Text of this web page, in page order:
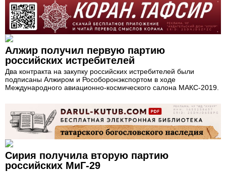
Алжир получил первую партию
российских истребителей
Два контракта на закупку российских истребителей были
подписаны Алжиром и Рособоронэкспортом в ходе
Международного авиационно-космического салона МАКС-2019.
Сирия получила вторую партию
российских МиГ-29